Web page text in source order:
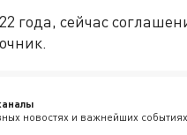
года, сейчас
новостях и важнейших